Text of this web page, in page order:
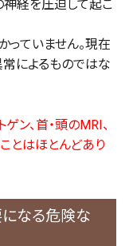
経を圧迫して起こ
っていません。現在
によるものではな
ン、首・頭のMRI、
とはほとんどあり
なる危険な